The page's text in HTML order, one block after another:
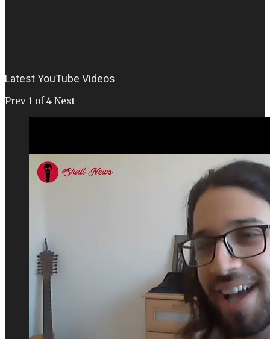
Latest YouTube Videos
Prev 1 of 4 Next